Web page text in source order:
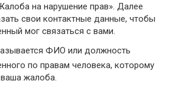
на нарушение прав». Далее
свои контактные данные, чтобы
мог связаться с вами.
ФИО или должность
по правам человека, которому
жалоба.